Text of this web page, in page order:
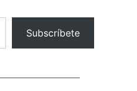
Subscríbete